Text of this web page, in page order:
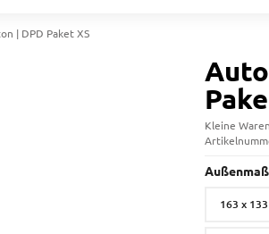
| DPD Paket XS
Kleine
163 x